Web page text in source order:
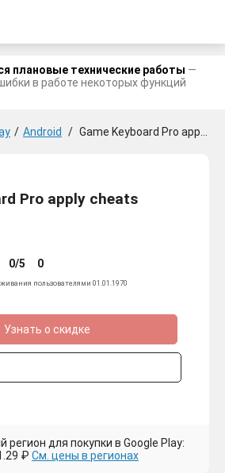
плановые технические работы —
в работе некоторых функций
/ Android / Game Keyboard Pro apply cheats
Pro apply cheats
0/5 0
пользователями 01.01.1970
Узнать о скидке
для покупки в Google Play:
₽ См. цены в регионах